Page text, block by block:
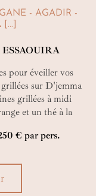
- AGADIR -
pour éveiller vos
sur D'jemma
grillées à midi
et un thé à la
€ par pers.